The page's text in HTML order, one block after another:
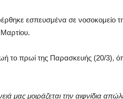
εσπευσμένα σε νοσοκομείο
το πρωί της Παρασκευής (20/3),
μας μοιράζεται την αιφνίδια